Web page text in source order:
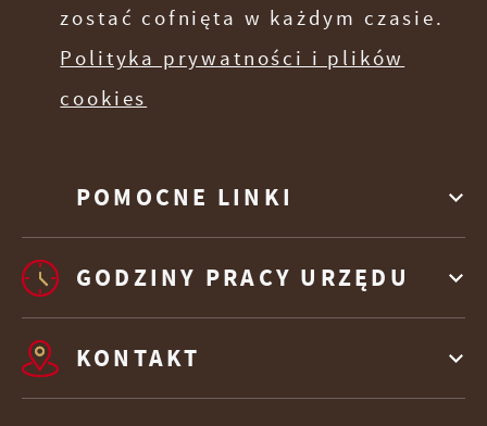
POMOCNE LINKI
zostać cofnięta w każdym czasie.
Polityka prywatności i plików
cookies
GODZINY PRACY URZĘDU
KONTAKT